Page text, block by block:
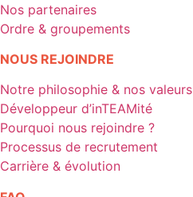
Nos partenaires
Ordre & groupements
NOUS REJOINDRE
Notre philosophie & nos valeurs
Développeur d’inTEAMité
Pourquoi nous rejoindre ?
Processus de recrutement
Carrière & évolution